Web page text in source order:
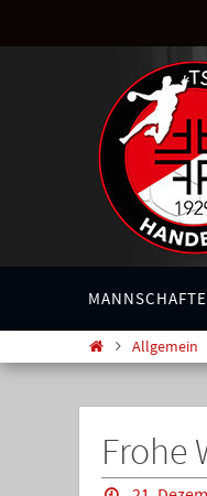
Allgemein
Frohe